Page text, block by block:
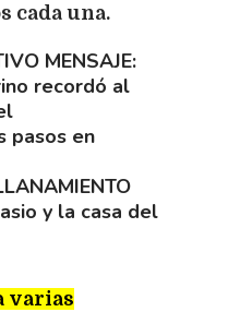
cada una.
MENSAJE:
recordó al
pasos en
y la casa del
varias